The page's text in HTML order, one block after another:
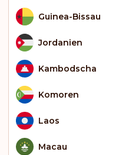
Guinea-Bissau
Jordanien
Kambodscha
Komoren
Laos
Macau